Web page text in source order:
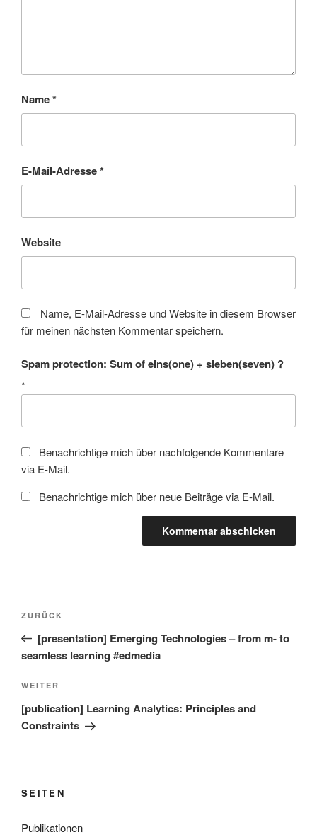
Name*
E-Mail-Adresse*
Website
Name, E-Mail-Adresse und Website in diesem Browser
für meinen nächsten Kommentar speichern.
Spam protection: Sum of eins(one) + sieben(seven) ?
*
Benachrichtige mich über nachfolgende Kommentare
via E-Mail.
Benachrichtige mich über neue Beiträge via E-Mail.
Beitragsnavigation
Vorheriger
Beitrag
ZURÜCK
[presentation] Emerging Technologies – from m- to
seamless learning #edmedia
Nächster
Beitrag
WEITER
[publication] Learning Analytics: Principles and
Constraints
SEITEN
Publikationen